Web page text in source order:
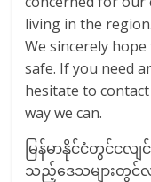
士
班
living in the region.
We sincerely
safe. If you need
hesitate to
way we can.
မြန်မာနိုင်ငံတွင်ငလ
သည့်ဒေသများတွင်